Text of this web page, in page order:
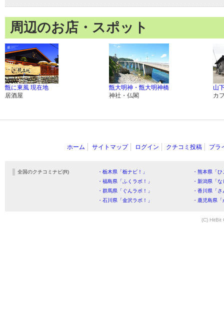
周辺のお店・スポット
甑に東風 現在地
居酒屋
甑大明神・甑大明神橋
神社・仏閣
山
カ
ホーム サイトマップ ログイン クチコミ投稿 プラ
全国のクチコミナビ(R) ・栃木県「栃ナビ！」
・熊本県「
・福島県「ふくラボ！」
・新潟県「
・群馬県「ぐんラボ！」
・香川県「
・石川県「金沢ラボ！」
・鹿児島県
(C) HitBit